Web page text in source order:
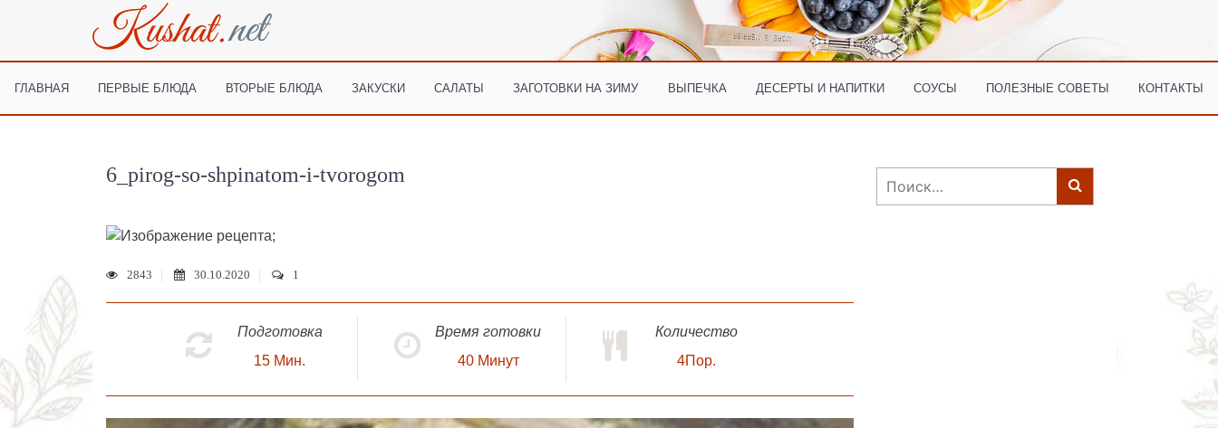
ГЛАВНАЯ ПЕРВЫЕ БЛЮДА ВТОРЫЕ БЛЮДА ЗАКУСКИ САЛАТЫ ЗАГОТОВКИ НА ЗИМУ ВЫПЕЧКА ДЕСЕРТЫ И НАПИТКИ СОУСЫ ПОЛЕЗНЫЕ СОВЕТЫ КОНТАКТЫ
6_pirog-so-shpinatom-i-tvorogom
;
2843 30.10.2020 1
Подготовка
15 Мин.
Время готовки
40 Минут
Количество
4Пор.
Найти: